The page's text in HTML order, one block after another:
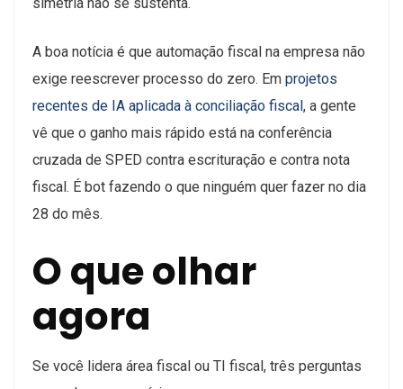
A boa notícia é que automação fiscal na empresa não
exige reescrever processo do zero. Em projetos
recentes de IA aplicada à conciliação fiscal, a gente
vê que o ganho mais rápido está na conferência
cruzada de SPED contra escrituração e contra nota
fiscal. É bot fazendo o que ninguém quer fazer no dia
28 do mês.
O que olhar
agora
Se você lidera área fiscal ou TI fiscal, três perguntas